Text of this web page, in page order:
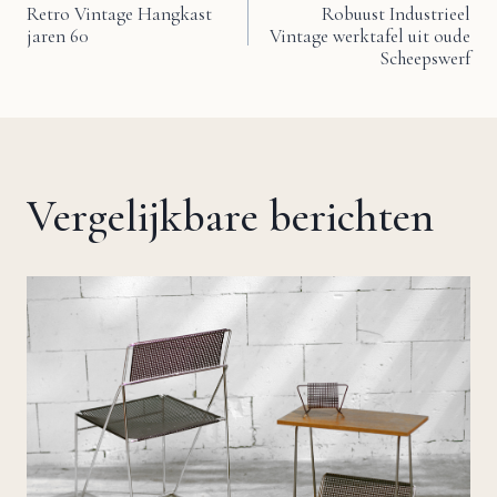
Retro Vintage Hangkast
jaren 60
Robuust Industrieel
Vintage werktafel uit oude
Scheepswerf
Vergelijkbare berichten